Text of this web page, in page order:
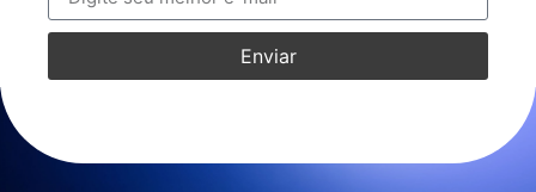
Enviar